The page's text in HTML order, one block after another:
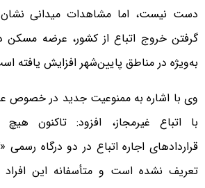
دست نیست، اما مشاهدات میدانی
گرفتن خروج اتباع از کشور، عرضه
به‌ویژه در مناطق پایین‌شهر افزایش یافته
وی با اشاره به ممنوعیت جدید در خصوص عدم
با اتباع غیرمجاز، افزود: تاکنون
قراردادهای اجاره اتباع در دو درگاه
تعریف نشده است و متأسفانه این افراد